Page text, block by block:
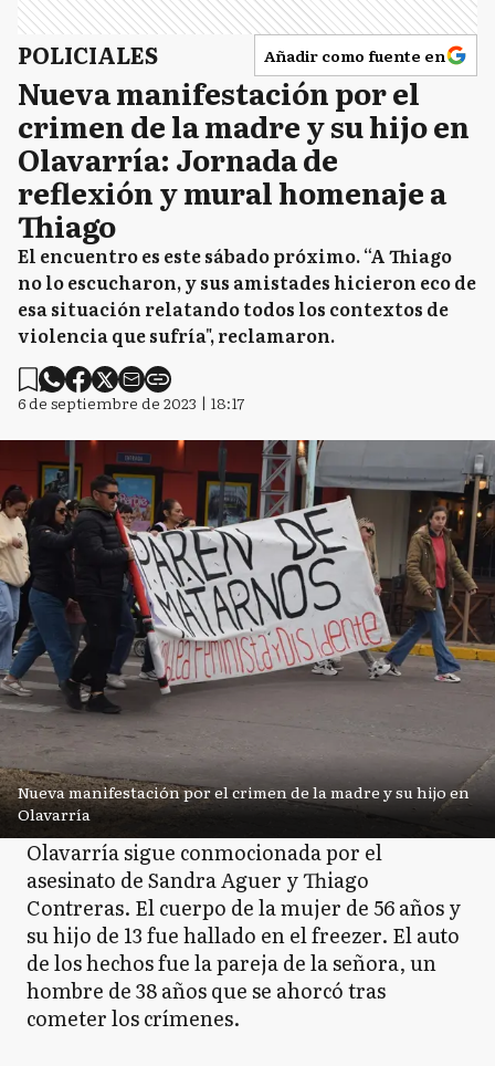
POLICIALES Añadir como fuente en
Nueva manifestación por el
crimen de la madre y su hijo en
Olavarría: Jornada de
reflexión y mural homenaje a
Thiago
El encuentro es este sábado próximo. “A Thiago
no lo escucharon, y sus amistades hicieron eco de
esa situación relatando todos los contextos de
violencia que sufría", reclamaron.
6 de septiembre de 2023 | 18:17
Nueva manifestación por el crimen de la madre y su hijo en
Olavarría
Olavarría sigue conmocionada por el
asesinato de Sandra Aguer y Thiago
Contreras. El cuerpo de la mujer de 56 años y
su hijo de 13 fue hallado en el freezer. El auto
de los hechos fue la pareja de la señora, un
hombre de 38 años que se ahorcó tras
cometer los crímenes.